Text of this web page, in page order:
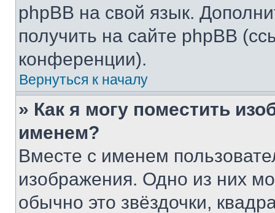
phpBB на свой язык.
получить на сайте phpBB
конференции).
Вернуться к началу
» Как я могу поместить
именем?
Вместе с именем
изображения. Одно из них
обычно это звёздочки,